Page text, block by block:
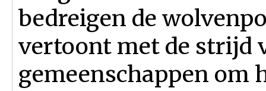
bedreigen de
vertoont met de strijd
gemeenschappen om